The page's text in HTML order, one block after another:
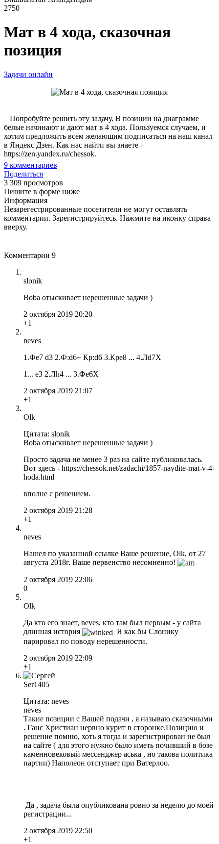
2750
Мат в 4 хода, сказочная
позиция
Задачи онлайн
Попробуйте решить эту задачу. В позиции на диаграмме
белые начинают и дают мат в 4 хода. Пользуемся случаем, и
хотим предложить всем желающим подписаться на наш канал
в Яндекс Дзен. Как нас найти вы знаете -
https://zen.yandex.ru/chessok.
9 комментариев
Поделиться
3 309 просмотров
Пишите в форме ниже
Информация
Незарегестрированные посетители не могут оставлять
комментарии. Зарегистрируйтесь. Нажмите на иконку справа
вверху.
Комментарии 9
slonik
Boba отыскивает нерешенные задачи )
2 октября 2019 20:20
+1
neves
1.Фe7 d3 2.Ф:d6+ Кр:d6 3.Крe8 ... 4.Лd7X
1... e3 2.Лh4 ... 3.Фe6X
2 октября 2019 21:07
+1
Olk
Цитата: slonik
Boba отыскивает нерешенные задачи )
Просто задача не менее 3 раз на сайте публиковалась.
Вот здесь - https://chessok.net/zadachi/1857-naydite-mat-v-4-
hoda.html
вполне с решением.
2 октября 2019 21:28
+1
neves
Нашел по указанной ссылке Ваше решение, Olk, от 27
августа 2018г. Ваше первенство несомненно!
2 октября 2019 22:06
0
Olk
Да кто его знает, neves, кто там был первым - у сайта
длинная история
Я как бы Слонику
парировал по поводу нерешенности.
2 октября 2019 22:09
+1
Ser1405
Цитата: neves
neves
Такие позиции с Вашей подачи , я называю сказочными
. Ганс Христиан нервно курит в сторонке.Позицию и
решение помню, хоть я тогда и зарегистрирован не был
на сайте ( для этого нужно было иметь почивший в бозе
каменновековый мессенджер аська , но такова политика
партии) Наполеон отступает при Ватерлоо.
Да , задача была опубликована ровно за неделю до моей
регистрации...
2 октября 2019 22:50
+1